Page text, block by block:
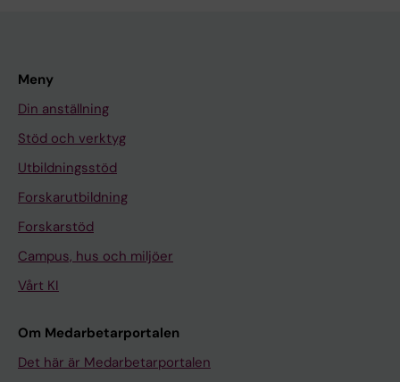
Meny
Din anställning
Stöd och verktyg
Utbildningsstöd
Forskarutbildning
Forskarstöd
Campus, hus och miljöer
Vårt KI
Om Medarbetarportalen
Det här är Medarbetarportalen